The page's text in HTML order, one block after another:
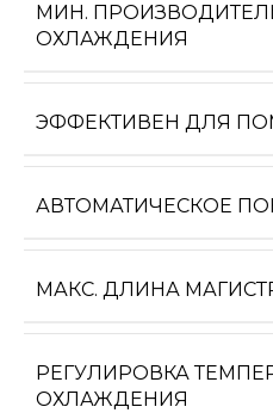
МИН.
ОХЛАЖДЕНИЯ
ЭФФЕКТИВЕН ДЛЯ
АВТОМАТИЧЕСКОЕ
МАКС. ДЛИНА
РЕГУЛИРОВКА
ОХЛАЖДЕНИЯ